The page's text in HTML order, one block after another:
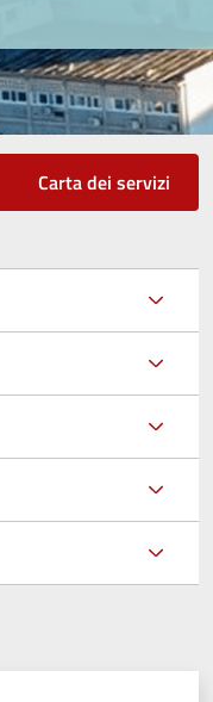
Carta dei servizi